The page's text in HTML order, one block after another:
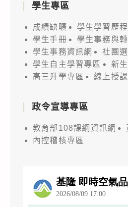
學生專區
成績缺曠
學生學習歷
學生手冊
學生事務與
學生事務資訊網
社團
學生自主學習專區
新
高三升學專區
線上授
政令宣導專區
教育部108課綱資訊網
內控稽核專區